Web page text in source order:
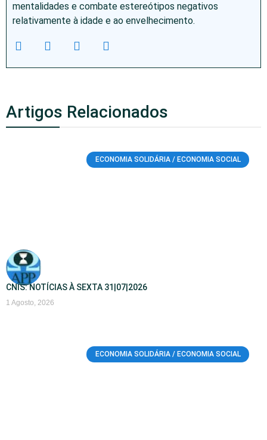
mentalidades e combate estereótipos negativos
relativamente à idade e ao envelhecimento.
Artigos Relacionados
ECONOMIA SOLIDÁRIA / ECONOMIA SOCIAL
CNIS: NOTÍCIAS À SEXTA 31|07|2026
1 Agosto, 2026
ECONOMIA SOLIDÁRIA / ECONOMIA SOCIAL